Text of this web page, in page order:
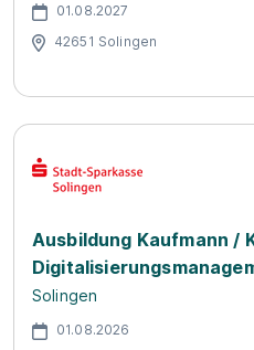
01.08.2027
42651 Solingen
Ausbildung Kaufmann /
Solingen
01.08.2026